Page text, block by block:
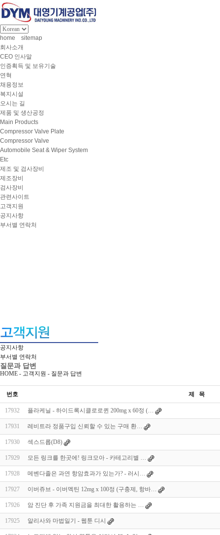
home
sitemap
회사소개
CEO 인사말
인증획득 및 보유기술
연혁
채용정보
복지시설
오시는 길
제품 및 생산공정
Main Products
Compressor Valve Plate
Compressor Valve
Automobile Seat & Wiper System
Etc
제조 및 검사장비
제조장비
검사장비
관련사이트
고객지원
공지사항
부서별 연락처
공지사항
부서별 연락처
질문과 답변
HOME - 고객지원 - 질문과 답변
번호 제 목
17932 플라케닐 - 하이드록시클로로퀸 200mg x 60정 (…
17931 레비트라 정품구입 신뢰할 수 있는 구매 환…
17930 섹스드롭(D8)
17929 모든 링크를 한곳에! 링크모아 - 카테고리별 …
17928 메벤다졸은 과연 항암효과가 있는가? - 러시…
17927 이버쥬브 - 이버멕틴 12mg x 100정 (구충제, 항바…
17926 암 진단 후 가족 지원금을 최대한 활용하는 …
17925 알리사와 마법일기 - 웹툰 디시